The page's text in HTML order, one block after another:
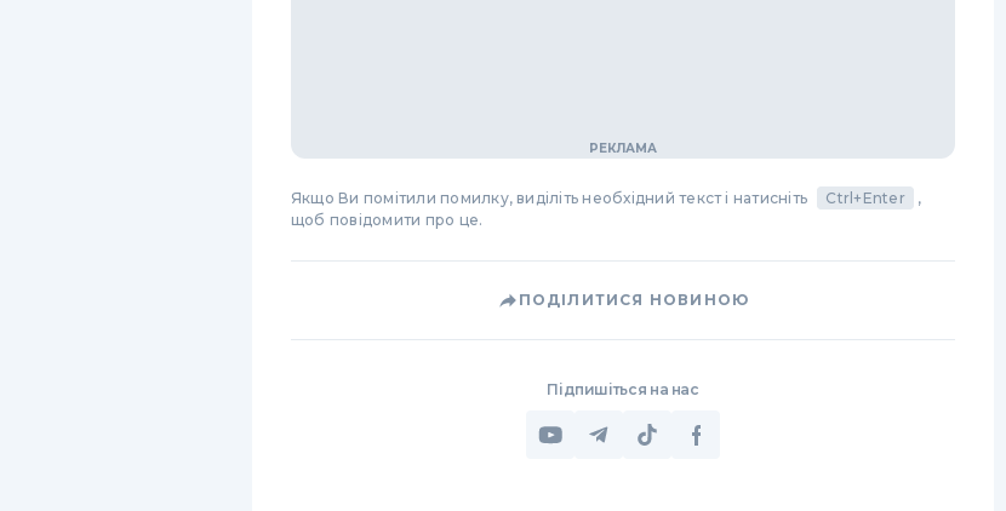
Якщо Ви помітили помилку, виділіть необхідний текст і натисніть Ctrl+Enter
,
щоб повідомити про це.
ПОДІЛИТИСЯ НОВИНОЮ
Підпишіться на нас